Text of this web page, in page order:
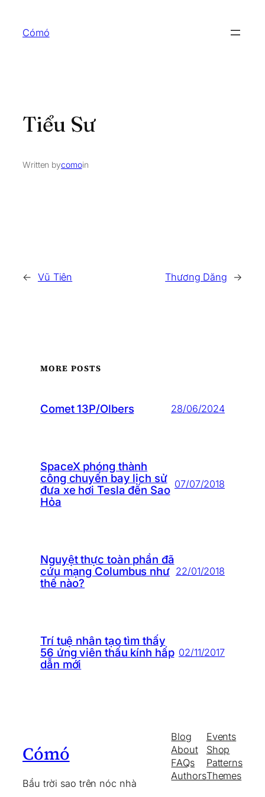
content
Cómó
Tiểu Sư
Written bycomoin
← Vũ Tiên Thương Dăng →
MORE POSTS
Comet 13P/Olbers 28/06/2024
SpaceX phóng thành
công chuyến bay lịch sử
đưa xe hơi Tesla đến Sao
Hỏa
07/07/2018
Nguyệt thực toàn phần đã
cứu mạng Columbus như
thế nào?
22/01/2018
Trí tuệ nhân tạo tìm thấy
56 ứng viên thấu kính hấp
dẫn mới
02/11/2017
Cómó
Bầu trời sao trên nóc nhà
Blog
About
FAQs
Authors
Events
Shop
Patterns
Themes